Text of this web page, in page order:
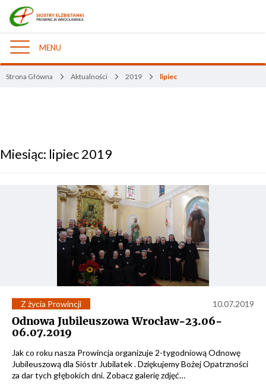
Nawigacja
MENU
Strona Główna Aktualności 2019 lipiec
Miesiąc: lipiec 2019
Z życia Prowincji 10.07.2019
Odnowa Jubileuszowa Wrocław-23.06-
06.07.2019
Jak co roku nasza Prowincja organizuje 2-tygodniową Odnowę
Jubileuszową dla Sióstr Jubilatek . Dziękujemy Bożej Opatrzności
za dar tych głębokich dni. Zobacz galerię zdjęć…